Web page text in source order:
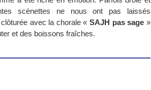
scénettes ne nous ont pas laissés
clôturée avec la chorale «SAJH pas sage»
et des boissons fraîches.